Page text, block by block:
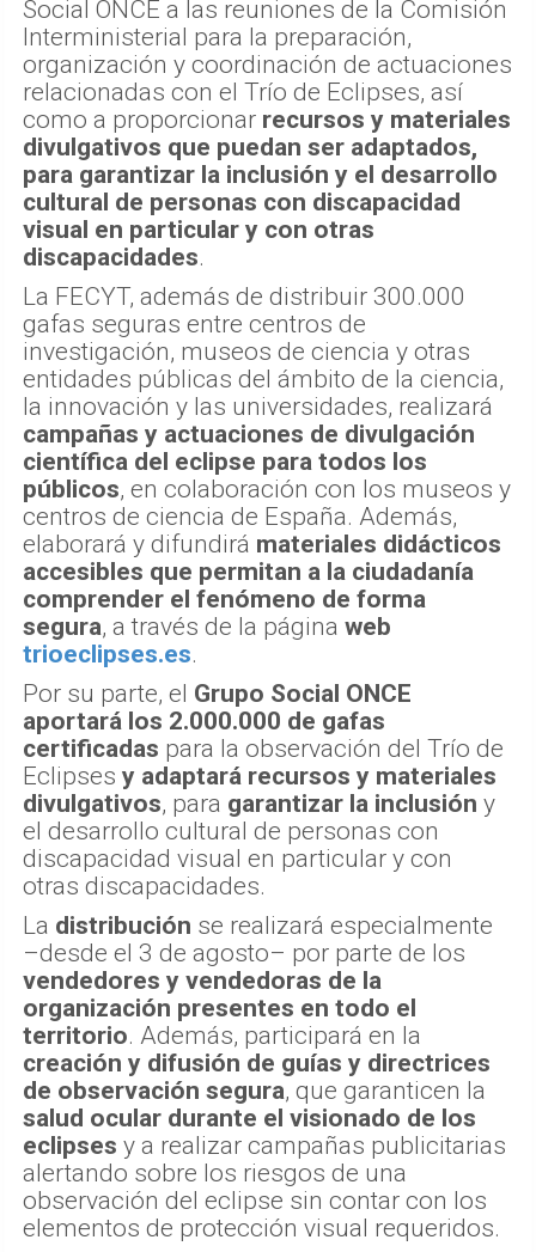
Social ONCE a las reuniones de la Comisión
Interministerial para la preparación,
organización y coordinación de actuaciones
relacionadas con el Trío de Eclipses, así
como a proporcionar recursos y materiales
divulgativos que puedan ser adaptados,
para garantizar la inclusión y el desarrollo
cultural de personas con discapacidad
visual en particular y con otras
discapacidades.
La FECYT, además de distribuir 300.000
gafas seguras entre centros de
investigación, museos de ciencia y otras
entidades públicas del ámbito de la ciencia,
la innovación y las universidades, realizará
campañas y actuaciones de divulgación
científica del eclipse para todos los
públicos, en colaboración con los museos y
centros de ciencia de España. Además,
elaborará y difundirá materiales didácticos
accesibles que permitan a la ciudadanía
comprender el fenómeno de forma
segura, a través de la página web
trioeclipses.es.
Por su parte, el Grupo Social ONCE
aportará los 2.000.000 de gafas
certificadas para la observación del Trío de
Eclipses y adaptará recursos y materiales
divulgativos, para garantizar la inclusión y
el desarrollo cultural de personas con
discapacidad visual en particular y con
otras discapacidades.
La distribución se realizará especialmente
–desde el 3 de agosto– por parte de los
vendedores y vendedoras de la
organización presentes en todo el
territorio. Además, participará en la
creación y difusión de guías y directrices
de observación segura, que garanticen la
salud ocular durante el visionado de los
eclipses y a realizar campañas publicitarias
alertando sobre los riesgos de una
observación del eclipse sin contar con los
elementos de protección visual requeridos.